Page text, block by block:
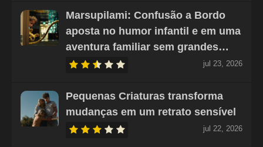
Marsupilami: Confusão a Bordo
aposta no humor infantil e em uma
aventura familiar sem grandes…
jul 23, 2026
Pequenas Criaturas transforma
mudanças em um retrato sensível
jul 22, 2026